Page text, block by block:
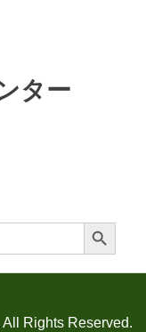
ター
Search Button
Rights Reserved.